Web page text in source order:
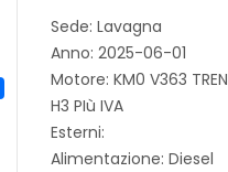
Sede: Lavagna
Anno: 2025-06-01
Motore: KM0 V363
H3 PIù IVA
Esterni:
Alimentazione: Diesel